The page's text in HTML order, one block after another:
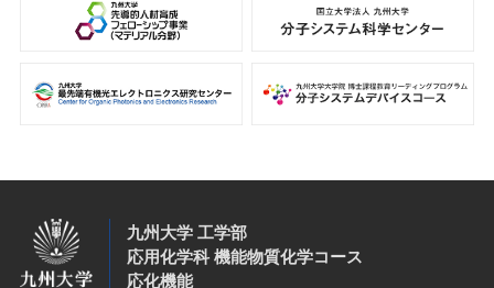
九州大学 工学部
応用化学科 機能物質化学コース
応化機能